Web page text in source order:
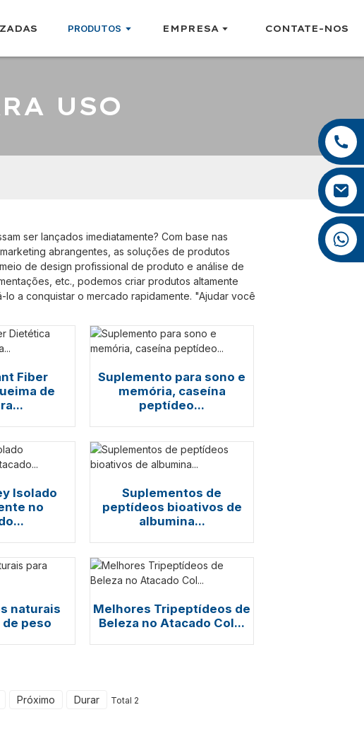
PRODUTOS EMPRESA CONTATE-NOS
+86 0592 5599526
+86 18965423693
USO
ser lançados imediatamente? Com ​​base nas
abrangentes, as soluções de produtos
de design profissional de produto e análise de
etc., podemos criar produtos altamente
a conquistar o mercado rapidamente. "Ajudar você
Fiber
de
Suplemento para sono e
memória, caseína
peptídeo...
Isolado
no
Suplementos de
peptídeos bioativos de
albumina...
naturais
de peso
Melhores Tripeptídeos de
Beleza no Atacado Col...
Próximo Durar Total 2